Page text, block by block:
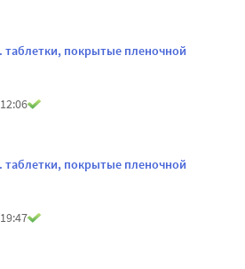
таблетки, покрытые пленочной
таблетки, покрытые пленочной